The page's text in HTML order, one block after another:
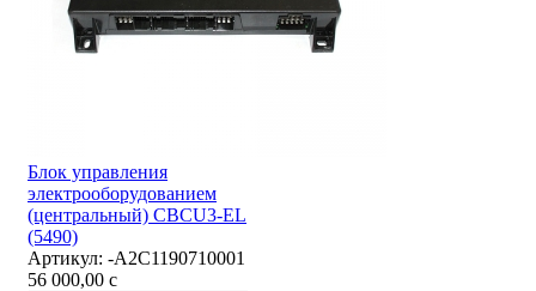
Блок управления
электрооборудованием
(центральный) CBCU3-EL
(5490)
Артикул: -А2С1190710001
56 000,00 c